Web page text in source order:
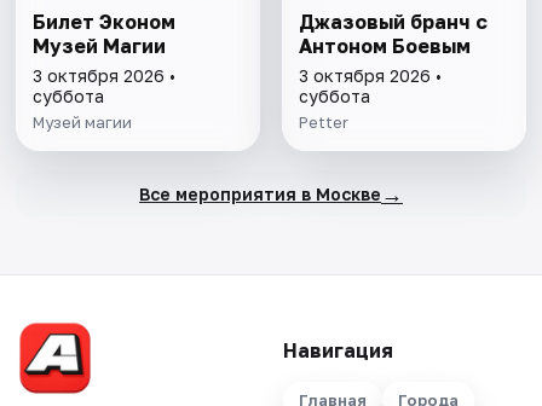
Билет Эконом
Музей Магии
3 октября 2026 •
суббота
Музей магии
Джазовый бранч с
Антоном Боевым
3 октября 2026 •
суббота
Petter
Все мероприятия в Москве →
Навигация
Главная Города